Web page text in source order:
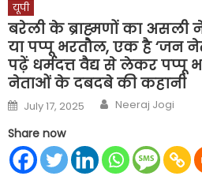
यूपी
बरेली के ब्राह्मणों का असली
या पप्पू भरतौल, एक है ‘जन
पढ़ें धर्मदत्त वैद्य से लेकर पप्पू
नेताओं के दबदबे की कहानी
Posted
on
July 17, 2025 Author
Neeraj Jogi
Share now